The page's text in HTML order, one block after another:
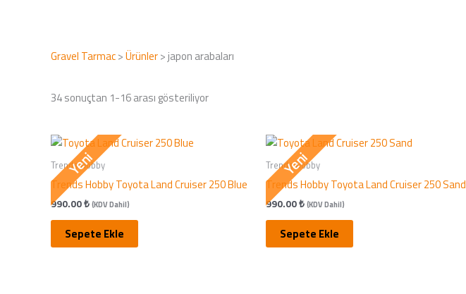
Gravel Tarmac>Ürünler>japon arabaları
34 sonuçtan 1-16 arası gösteriliyoryeniye
Yeni
Trends Hobby
Trends Hobby Toyota Land Cruiser 250 Blue
990.00₺(KDV Dahil)
Sepete Ekle
Yeni
Trends Hobby
Trends Hobby Toyota Land Cruiser 250 Sand
990.00₺(KDV Dahil)
Sepete Ekle